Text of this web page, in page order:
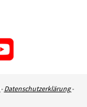
- Datenschutzerklärung-